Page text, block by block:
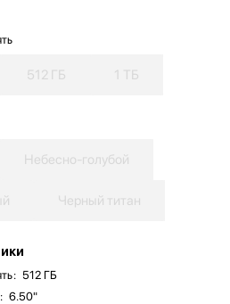
512 ГБ 1 ТБ
Небесно-голубой
Черный титан
: 512 ГБ
: 6.50"